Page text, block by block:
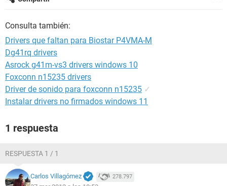
Sitio Web
Ordenador SERVITEC-23107D
Generador francisco candelario
Sistema operativo Microsoft Windows XP Professional
5.1.2600 (WinXP Retail)
Fecha 2012-03-25
Hora 16:03
--------[ Resumen ]------------------------------------------------------------------------------
Service Pack del Sistema Operativo Service Pack 3
DirectX 4.09.00.0904 (DirectX 9.0c)
Nombre del sistema SERVITEC-23107D
Consulta también:
Drivers que faltan para Biostar P4VMA-M
Dg41rq drivers
Asrock g41m-vs3 drivers windows 10
Foxconn n15235 drivers
Driver de sonido para foxconn n15235 ✓
Instalar drivers no firmados windows 11
1 respuesta
RESPUESTA 1 / 1
Carlos Villagómez 278.797